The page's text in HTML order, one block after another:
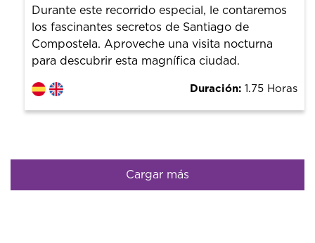
con un guía profesional. ¡El precio es libre! Por lo que al
finalizar la experiencia tú le pones el precio.
Durante este recorrido especial, le contaremos
los fascinantes secretos de Santiago de
Compostela. Aproveche una visita nocturna
para descubrir esta magnífica ciudad.
Duración: 1.75 Horas
Cargar más